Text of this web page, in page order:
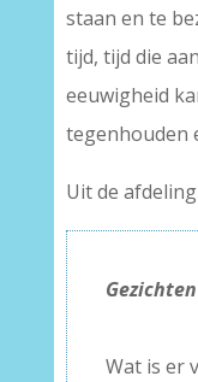
staan en te
tijd, tijd die
eeuwigheid
tegenhouden
Uit de afdeling
Gezichten
Wat is er